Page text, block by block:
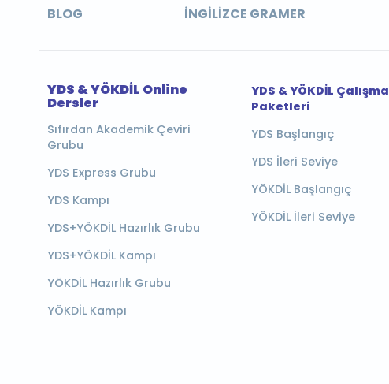
BLOG İNGILIZCE GRAMER
YDS & YÖKDİL Online
Dersler
Sıfırdan Akademik Çeviri
Grubu
YDS Express Grubu
YDS Kampı
YDS+YÖKDİL Hazırlık Grubu
YDS+YÖKDİL Kampı
YÖKDİL Hazırlık Grubu
YÖKDİL Kampı
YDS & YÖKDİL Çalışma
Paketleri
YDS Başlangıç
YDS İleri Seviye
YÖKDİL Başlangıç
YÖKDİL İleri Seviye